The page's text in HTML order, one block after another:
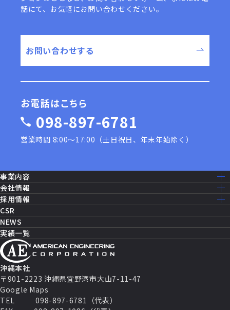
話にて、お気軽にお問い合わせください。
お問い合わせする
お電話はこちら
098-897-6781
営業時間 8:00〜17:00（土日祝日、年末年始除く）
沖縄本社
〒901-2223 沖縄県宜野湾市大山7-11-47
Google Maps
TEL
098-897-6781（代表）
事業内容
事業内容一覧
建設工事［米軍基地］
建設工事［公共事業］
機器修理・設備メンテナンス
ITソリューション
消防設備・制御
セールス・マーケティング
セキュリティシステム
パートナー契約
会社情報
ミッション・ビジョン
ごあいさつ
会社概要
沿革
アクセスマップ
グループ企業一覧
採用情報
採用情報トップ
仕事を知る
先輩社員の声
働く環境
福利厚生
数字で見るAEC
キャリアパス
よくある質問
募集要項
CSR
NEWS
実績一覧